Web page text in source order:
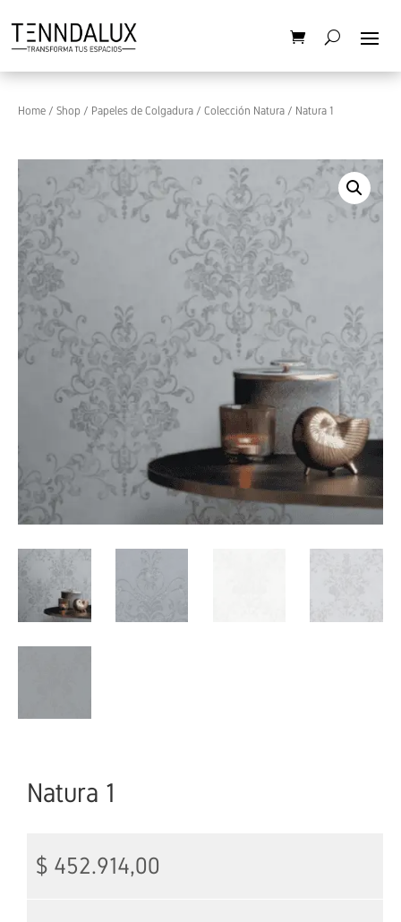
Home / Shop / Papeles de Colgadura / Colección Natura / Natura 1
Natura 1
$ 452.914,00